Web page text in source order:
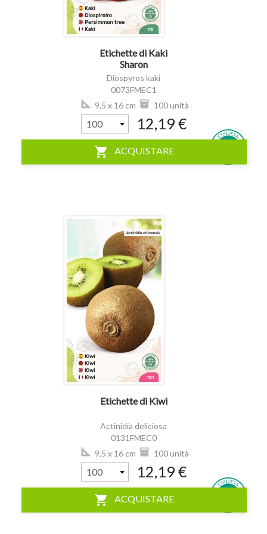
Etichette di Kaki
Sharon
Diospyros kaki
0073FMEC1
9,5 x 16 cm
100 unità
12,19 €
shopping_cart ACQUISTARE
Etichette di Kiwi
Actinidia deliciosa
0131FMEC0
9,5 x 16 cm
100 unità
12,19 €
shopping_cart ACQUISTARE